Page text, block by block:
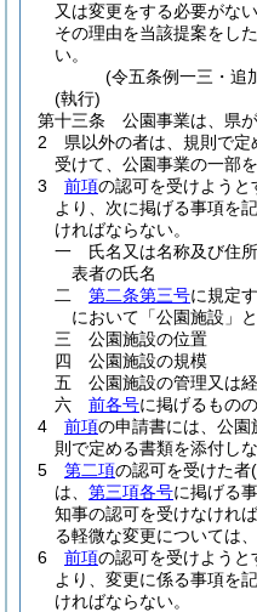
又は変更をする必要がな
その理由を当該提案をし
い。
(令五条例一三・追
(執行)
第十三条
公園事業は、県が
2
県以外の者は、規則で
受けて、公園事業の一部
3
前項の認可を受けようと
より、次に掲げる事項を
ければならない。
一
氏名又は名称及び住
表者の氏名
二
第二条第三号に規定
において「公園施設」
三
公園施設の位置
四
公園施設の規模
五
公園施設の管理又は
六
前各号に掲げるもの
4
前項の申請書には、公園
則で定める書類を添付し
5
第二項の認可を受けた者
は、 第三項各号に掲げる
知事の認可を受けなければ
る軽微な変更については
6
前項の認可を受けようと
より、変更に係る事項を
ければならない。